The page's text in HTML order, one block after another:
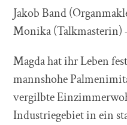
Jakob Band
Monika (Talkmasterin)
Magda hat ihr Leben
mannshohe
vergilbte
Industriegebiet in ein